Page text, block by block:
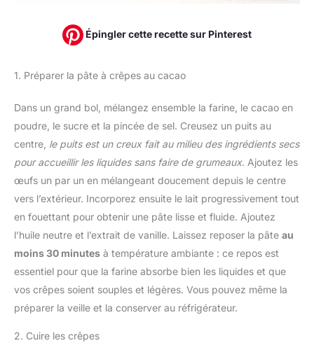
Épingler cette recette sur Pinterest
1. Préparer la pâte à crêpes au cacao
Dans un grand bol, mélangez ensemble la farine, le cacao en
poudre, le sucre et la pincée de sel. Creusez un puits au
centre, le puits est un creux fait au milieu des ingrédients secs
pour accueillir les liquides sans faire de grumeaux. Ajoutez les
œufs un par un en mélangeant doucement depuis le centre
vers l’extérieur. Incorporez ensuite le lait progressivement tout
en fouettant pour obtenir une pâte lisse et fluide. Ajoutez
l’huile neutre et l’extrait de vanille. Laissez reposer la pâte au
moins 30 minutes à température ambiante : ce repos est
essentiel pour que la farine absorbe bien les liquides et que
vos crêpes soient souples et légères. Vous pouvez même la
préparer la veille et la conserver au réfrigérateur.
2. Cuire les crêpes